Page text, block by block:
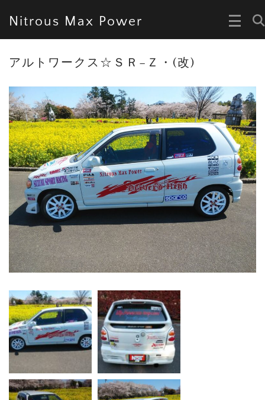
Nitrous Max Power
アルトワークス☆ＳＲ−Ｚ・(改)